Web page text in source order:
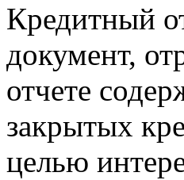
Кредитный
документ,
отчете
закрытых
целью